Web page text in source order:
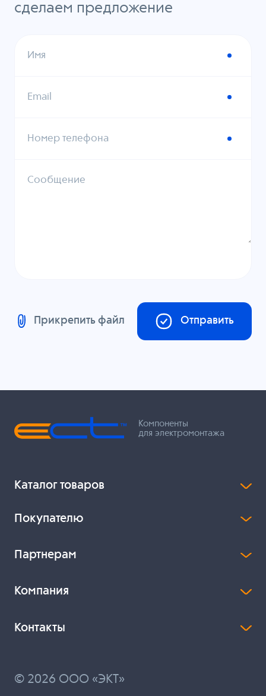
сделаем предложение
Имя
Email
Номер телефона
Сообщение
Прикрепить файл Отправить
Компоненты
для электромонтажа
Каталог товаров
Покупателю
Партнерам
Компания
Контакты
© 2026 ООО «ЭКТ»